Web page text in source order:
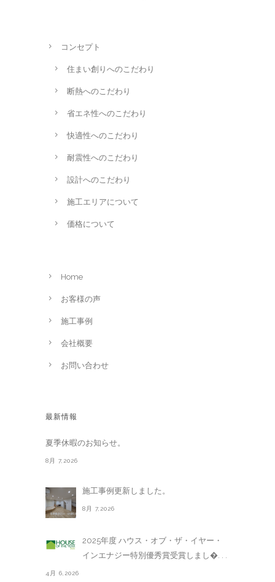
コンセプト
住まい創りへのこだわり
断熱へのこだわり
省エネ性へのこだわり
快適性へのこだわり
耐震性へのこだわり
設計へのこだわり
施工エリアについて
価格について
Home
お客様の声
施工事例
会社概要
お問い合わせ
最新情報
夏季休暇のお知らせ。
8月 7,2026
施工事例更新しました。
8月 7,2026
2025年度 ハウス・オブ・ザ・イヤー・
インエナジー特別優秀賞受賞しまし�. . .
4月 6,2026